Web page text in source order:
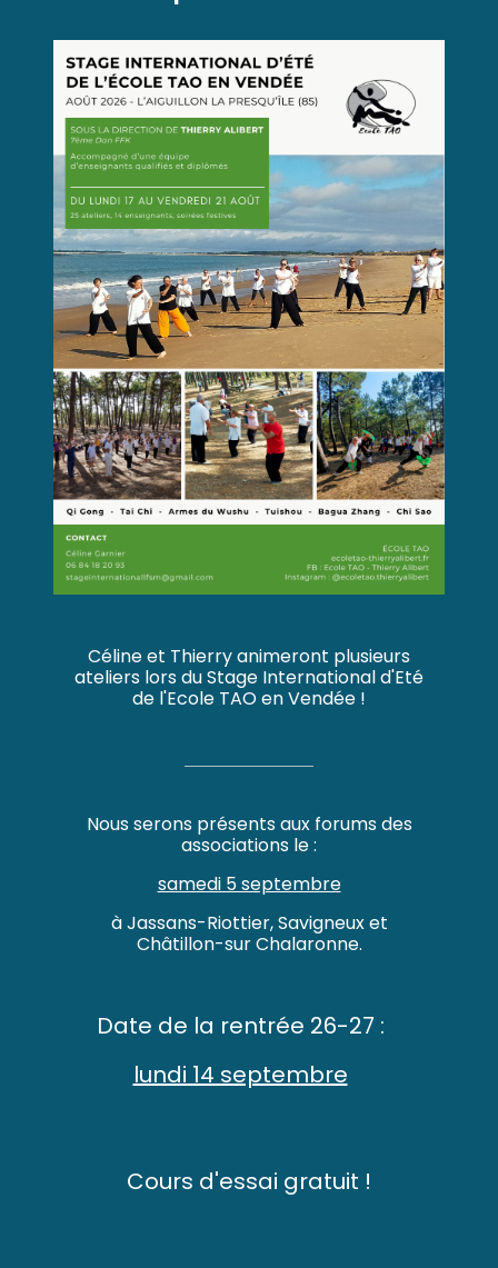
Céline et Thierry animeront plusieurs
ateliers lors du Stage International d'Eté
de l'Ecole TAO en Vendée !
Nous serons présents aux forums des
associations le :
samedi 5 septembre
à Jassans-Riottier, Savigneux et
Châtillon-sur Chalaronne.
Date de la rentrée 26-27 :
lundi 14 septembre
Cours d'essai gratuit !